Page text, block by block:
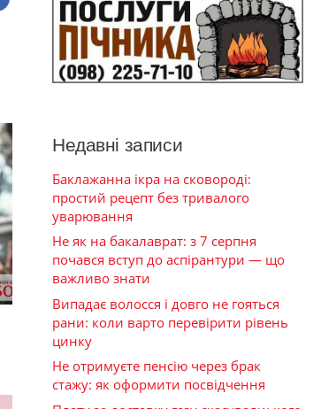
Недавні записи
Баклажанна ікра на сковороді:
простий рецепт без тривалого
уварювання
Не як на бакалаврат: з 7 серпня
почався вступ до аспірантури — що
важливо знати
Випадає волосся і довго не гояться
рани: коли варто перевірити рівень
цинку
Не отримуєте пенсію через брак
стажу: як оформити посвідчення